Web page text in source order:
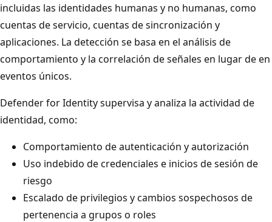
incluidas las identidades humanas y no humanas, como
cuentas de servicio, cuentas de sincronización y
aplicaciones. La detección se basa en el análisis de
comportamiento y la correlación de señales en lugar de en
eventos únicos.
Defender for Identity supervisa y analiza la actividad de
identidad, como:
Comportamiento de autenticación y autorización
Uso indebido de credenciales e inicios de sesión de
riesgo
Escalado de privilegios y cambios sospechosos de
pertenencia a grupos o roles